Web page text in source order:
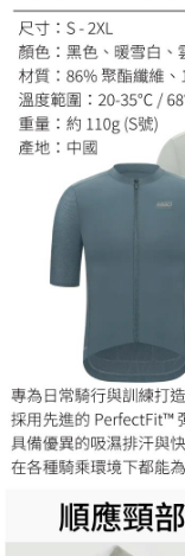
客戶支援中心」https://
【注意事項】
１．透過由恩沛科技股
易，需依本服務之必要
權轉讓予恩沛科技股份
２．關於個人資料處理
https://aftee.tw/terms/
３．未成年的使用者請
「AFTEE先享後付」，
任。
４．使用「AFTEE先享
時審查核予不同之上限
請求用戶進行身份認證。
５．嚴禁一人註冊多個
恩沛科技股份有限公司